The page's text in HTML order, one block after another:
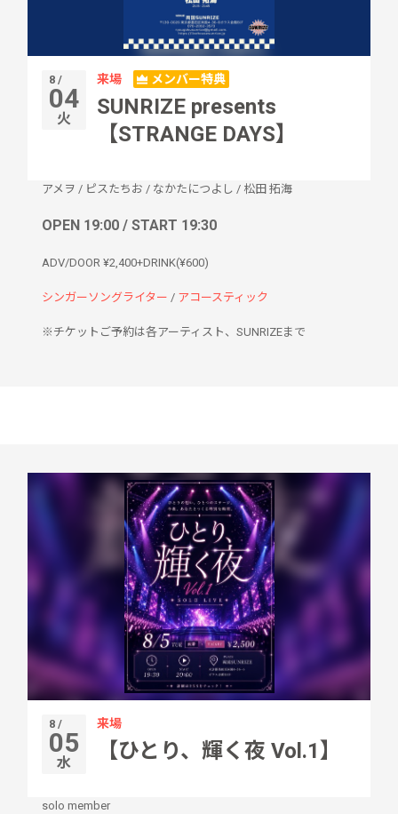
8 /
04
火
来場 メンバー特典
SUNRIZE presents
【STRANGE DAYS】
アメヲ / ピスたちお / なかたにつよし / 松田 拓海
OPEN 19:00 / START 19:30
ADV/DOOR ¥2,400+DRINK(¥600)
シンガーソングライター / アコースティック
※チケットご予約は各アーティスト、SUNRIZEまで
8 /
05
水
来場
【ひとり、輝く夜 Vol.1】
solo member